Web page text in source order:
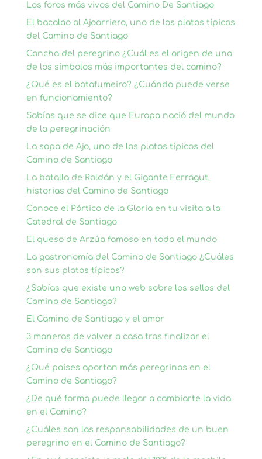
Los foros más vivos del Camino De Santiago
El bacalao al Ajoarriero, uno de los platos típicos
del Camino de Santiago
Concha del peregrino ¿Cuál es el origen de uno
de los símbolos más importantes del camino?
¿Qué es el botafumeiro? ¿Cuándo puede verse
en funcionamiento?
Sabías que se dice que Europa nació del mundo
de la peregrinación
La sopa de Ajo, uno de los platos típicos del
Camino de Santiago
La batalla de Roldán y el Gigante Ferragut,
historias del Camino de Santiago
Conoce el Pórtico de la Gloria en tu visita a la
Catedral de Santiago
El queso de Arzúa famoso en todo el mundo
La gastronomía del Camino de Santiago ¿Cuáles
son sus platos típicos?
¿Sabías que existe una web sobre los sellos del
Camino de Santiago?
El Camino de Santiago y el amor
3 maneras de volver a casa tras finalizar el
Camino de Santiago
¿Qué países aportan más peregrinos en el
Camino de Santiago?
¿De qué forma puede llegar a cambiarte la vida
en el Camino?
¿Cuáles son las responsabilidades de un buen
peregrino en el Camino de Santiago?